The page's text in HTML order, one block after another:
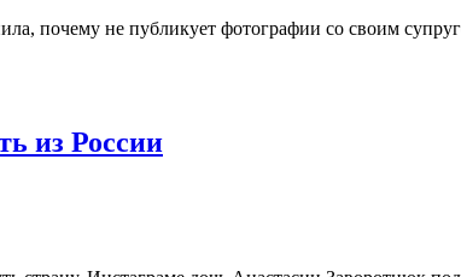
почему не публикует фотографии со своим
из России